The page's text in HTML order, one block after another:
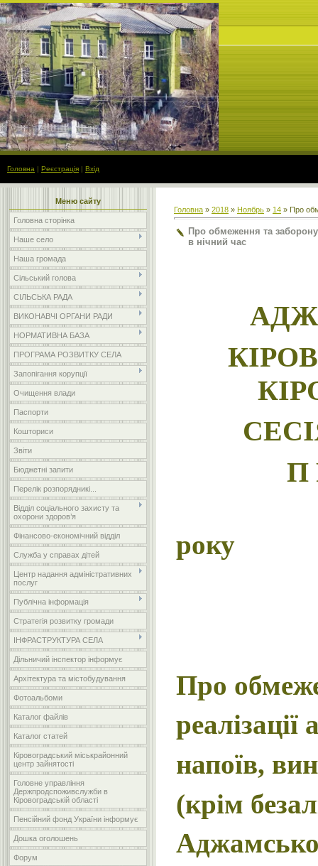
Головна | Реєстрація | Вхід
Меню сайту
Головна сторінка
Наше село
Наша громада
Сільський голова
СІЛЬСЬКА РАДА
ВИКОНАВЧІ ОРГАНИ РАДИ
НОРМАТИВНА БАЗА
ПРОГРАМА РОЗВИТКУ СЕЛА
Запопігання корупції
Очищення влади
Паспорти
Кошториси
Звіти
Бюджетні запити
Перелік розпорядникі...
Відділ соціального захисту та
охорони здоров’я
Фінансово-економічний відділ
Служба у справах дітей
Центр надання адміністративних
послуг
Публічна інформація
Стратегія розвитку громади
ІНФРАСТРУКТУРА СЕЛА
Дільничий інспектор інформує
Архітектура та містобудування
Фотоальбоми
Каталог файлів
Каталог статей
Кіровоградський міськрайонний
центр зайнятості
Головне управління
Держпродспоживслужби в
Кіровоградській області
Пенсійний фонд України інформує
Дошка оголошень
Форум
Головна » 2018 » Ноябрь » 14 » Про
Про обмеження та заборону
в нічний час
П
Про
напоїв,
(крім